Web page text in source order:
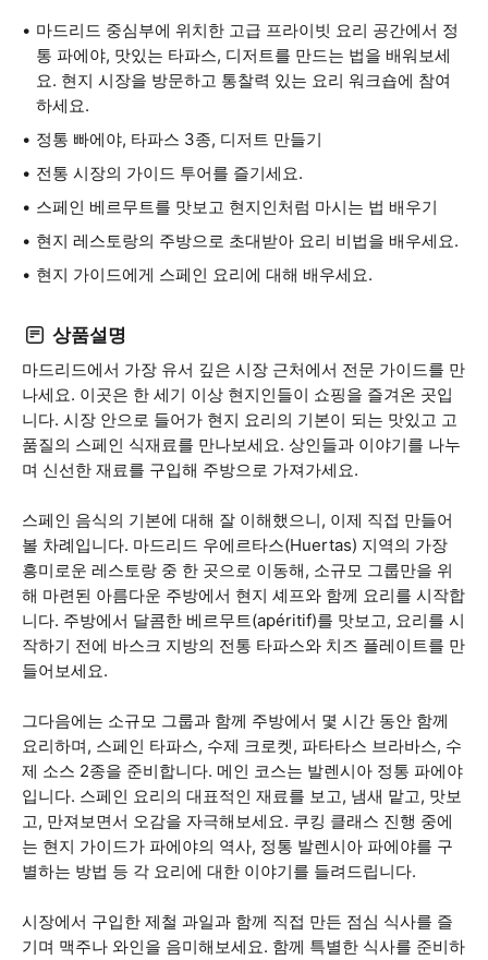
마드리드 중심부에 위치한 고급 프라이빗 요리 공간에서 정
통 파에야, 맛있는 타파스, 디저트를 만드는 법을 배워보세
요. 현지 시장을 방문하고 통찰력 있는 요리 워크숍에 참여
하세요.
정통 빠에야, 타파스 3종, 디저트 만들기
전통 시장의 가이드 투어를 즐기세요.
스페인 베르무트를 맛보고 현지인처럼 마시는 법 배우기
현지 레스토랑의 주방으로 초대받아 요리 비법을 배우세요.
현지 가이드에게 스페인 요리에 대해 배우세요.
상품설명
마드리드에서 가장 유서 깊은 시장 근처에서 전문 가이드를 만
나세요. 이곳은 한 세기 이상 현지인들이 쇼핑을 즐겨온 곳입
니다. 시장 안으로 들어가 현지 요리의 기본이 되는 맛있고 고
품질의 스페인 식재료를 만나보세요. 상인들과 이야기를 나누
며 신선한 재료를 구입해 주방으로 가져가세요.
스페인 음식의 기본에 대해 잘 이해했으니, 이제 직접 만들어
볼 차례입니다. 마드리드 우에르타스(Huertas) 지역의 가장
흥미로운 레스토랑 중 한 곳으로 이동해, 소규모 그룹만을 위
해 마련된 아름다운 주방에서 현지 셰프와 함께 요리를 시작합
니다. 주방에서 달콤한 베르무트(apéritif)를 맛보고, 요리를 시
작하기 전에 바스크 지방의 전통 타파스와 치즈 플레이트를 만
들어보세요.
그다음에는 소규모 그룹과 함께 주방에서 몇 시간 동안 함께
요리하며, 스페인 타파스, 수제 크로켓, 파타타스 브라바스, 수
제 소스 2종을 준비합니다. 메인 코스는 발렌시아 정통 파에야
입니다. 스페인 요리의 대표적인 재료를 보고, 냄새 맡고, 맛보
고, 만져보면서 오감을 자극해보세요. 쿠킹 클래스 진행 중에
는 현지 가이드가 파에야의 역사, 정통 발렌시아 파에야를 구
별하는 방법 등 각 요리에 대한 이야기를 들려드립니다.
시장에서 구입한 제철 과일과 함께 직접 만든 점심 식사를 즐
기며 맥주나 와인을 음미해보세요. 함께 특별한 식사를 준비하